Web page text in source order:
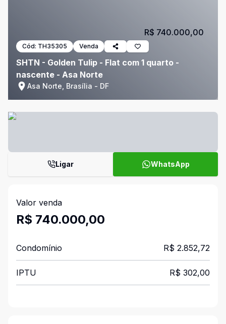
Cód: TH35305 Venda
SHTN - Golden Tulip - Flat com 1 quarto -
nascente - Asa Norte
Asa Norte, Brasília - DF
R$ 740.000,00
Ligar WhatsApp
Valor venda
R$ 740.000,00
Condomínio R$ 2.852,72
IPTU R$ 302,00